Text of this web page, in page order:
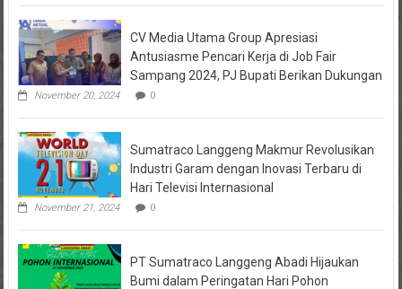
Waspada
Polisi
Kediri
Jadi
Tersangka
Penipuan
Kuasa
Korban
Desak
CV Media Utama Group Apresiasi
Antusiasme Pencari Kerja di Job Fair
Sampang 2024, PJ Bupati Berikan Dukungan
November 20, 2024 0
Sumatraco Langgeng Makmur Revolusikan
Industri Garam dengan Inovasi Terbaru di
Hari Televisi Internasional
November 21, 2024 0
PT Sumatraco Langgeng Abadi Hijaukan
Bumi dalam Peringatan Hari Pohon